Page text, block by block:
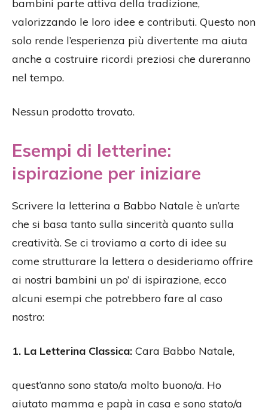
bambini parte attiva della tradizione,
valorizzando le loro idee e contributi. Questo non
solo rende l’esperienza più divertente ma aiuta
anche a costruire ricordi preziosi che dureranno
nel tempo.
Nessun prodotto trovato.
Esempi di letterine:
ispirazione per iniziare
Scrivere la letterina a Babbo Natale è un’arte
che si basa tanto sulla sincerità quanto sulla
creatività. Se ci troviamo a corto di idee su
come strutturare la lettera o desideriamo offrire
ai nostri bambini un po’ di ispirazione, ecco
alcuni esempi che potrebbero fare al caso
nostro:
1. La Letterina Classica: Cara Babbo Natale,
quest’anno sono stato/a molto buono/a. Ho
aiutato mamma e papà in casa e sono stato/a